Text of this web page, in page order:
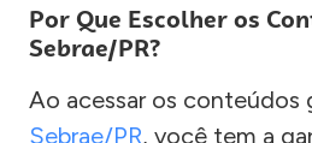
Por Que Escolher os
Sebrae/PR?
Ao acessar os conteúdos
Sebrae/PR, você tem a